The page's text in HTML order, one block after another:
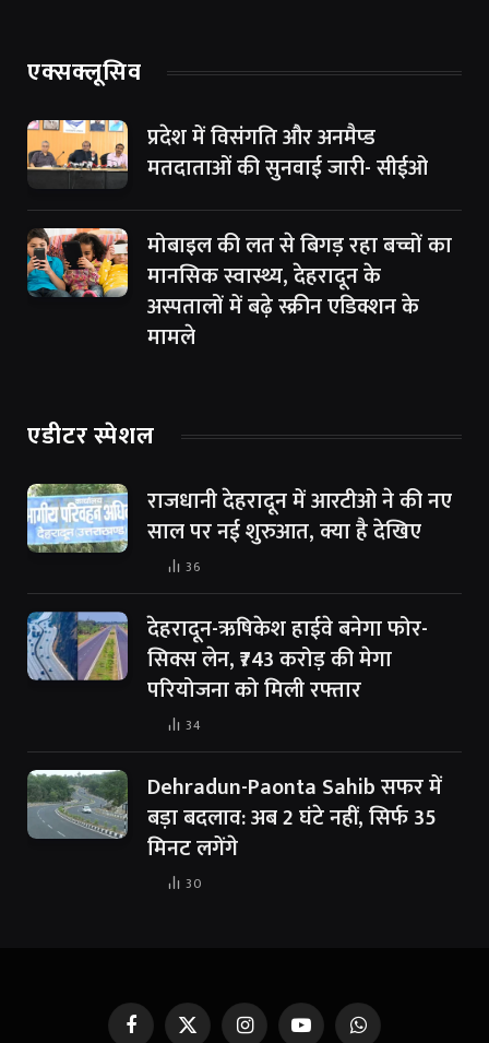
एक्सक्लूसिव
प्रदेश में विसंगति और अनमैप्ड
मतदाताओं की सुनवाई जारी- सीईओ
मोबाइल की लत से बिगड़ रहा बच्चों का
मानसिक स्वास्थ्य, देहरादून के
अस्पतालों में बढ़े स्क्रीन एडिक्शन के
मामले
एडीटर स्पेशल
राजधानी देहरादून में आरटीओ ने की नए
साल पर नई शुरुआत, क्या है देखिए
36
देहरादून-ऋषिकेश हाईवे बनेगा फोर-
सिक्स लेन, ₹743 करोड़ की मेगा
परियोजना को मिली रफ्तार
34
Dehradun-Paonta Sahib सफर में
बड़ा बदलाव: अब 2 घंटे नहीं, सिर्फ 35
मिनट लगेंगे
30
FacebookX
InstagramYouTubeWhatsApp